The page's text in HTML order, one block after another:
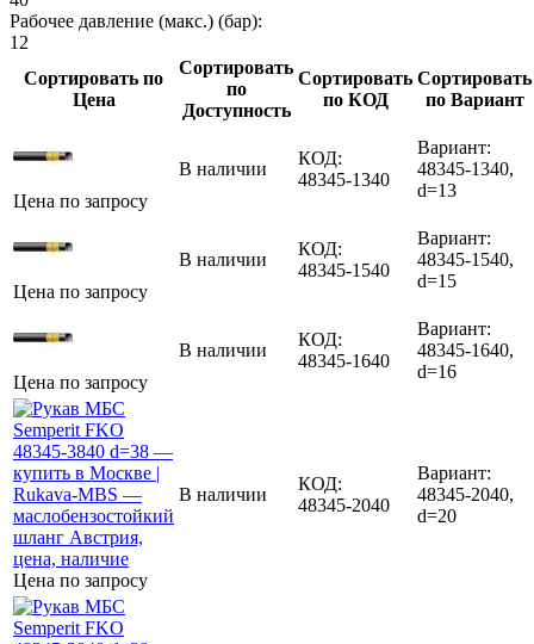
Рабочее давление (макс.) (бар):
12
Сортировать по
Цена
Сортировать
по
Доступность
Сортировать
по КОД
Сортировать
по Вариант
Цена по запросу
В наличии
КОД:
48345-1340
Вариант:
48345-1340,
d=13
Цена по запросу
В наличии
КОД:
48345-1540
Вариант:
48345-1540,
d=15
Цена по запросу
В наличии
КОД:
48345-1640
Вариант:
48345-1640,
d=16
Цена по запросу
В наличии
КОД:
48345-2040
Вариант:
48345-2040,
d=20